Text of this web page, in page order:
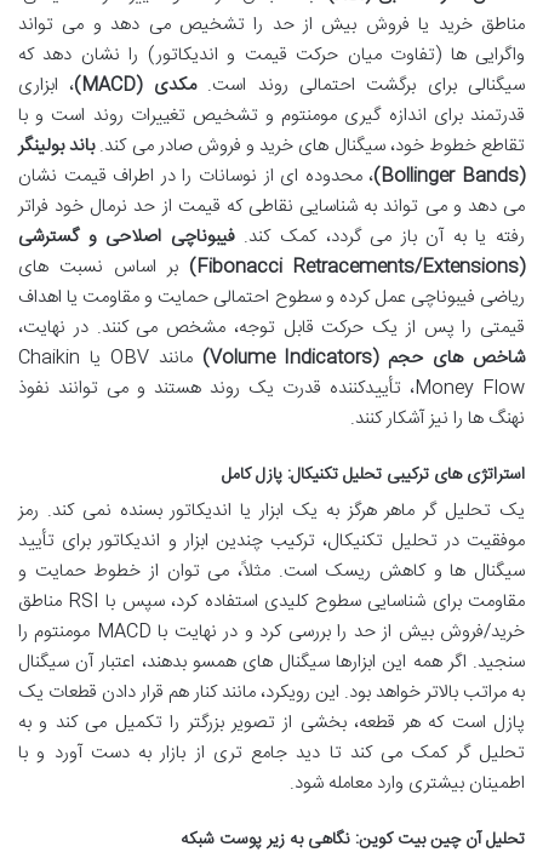
مناطق خرید یا فروش بیش از حد را تشخیص می دهد و می تواند
واگرایی ها (تفاوت میان حرکت قیمت و اندیکاتور) را نشان دهد که
سیگنالی برای برگشت احتمالی روند است.مکدی (MACD)
، ابزاری
قدرتمند برای اندازه گیری مومنتوم و تشخیص تغییرات روند است و با
تقاطع خطوط خود، سیگنال های خرید و فروش صادر می کند.باند بولینگر
(Bollinger Bands)
، محدوده ای از نوسانات را در اطراف قیمت نشان
می دهد و می تواند به شناسایی نقاطی که قیمت از حد نرمال خود فراتر
رفته یا به آن باز می گردد، کمک کند.فیبوناچی اصلاحی و گسترشی
(Fibonacci Retracements/Extensions)
بر اساس نسبت های
ریاضی فیبوناچی عمل کرده و سطوح احتمالی حمایت و مقاومت یا اهداف
قیمتی را پس از یک حرکت قابل توجه، مشخص می کنند. در نهایت،
شاخص های حجم (Volume Indicators)
مانند OBV یا Chaikin
Money Flow، تأییدکننده قدرت یک روند هستند و می توانند نفوذ
نهنگ ها را نیز آشکار کنند.
استراتژی های ترکیبی تحلیل تکنیکال: پازل کامل
یک تحلیل گر ماهر هرگز به یک ابزار یا اندیکاتور بسنده نمی کند. رمز
موفقیت در تحلیل تکنیکال، ترکیب چندین ابزار و اندیکاتور برای تأیید
سیگنال ها و کاهش ریسک است. مثلاً، می توان از خطوط حمایت و
مقاومت برای شناسایی سطوح کلیدی استفاده کرد، سپس با RSI مناطق
خرید/فروش بیش از حد را بررسی کرد و در نهایت با MACD مومنتوم را
سنجید. اگر همه این ابزارها سیگنال های همسو بدهند، اعتبار آن سیگنال
به مراتب بالاتر خواهد بود. این رویکرد، مانند کنار هم قرار دادن قطعات یک
پازل است که هر قطعه، بخشی از تصویر بزرگتر را تکمیل می کند و به
تحلیل گر کمک می کند تا دید جامع تری از بازار به دست آورد و با
اطمینان بیشتری وارد معامله شود.
تحلیل آن چین بیت کوین: نگاهی به زیر پوست شبکه